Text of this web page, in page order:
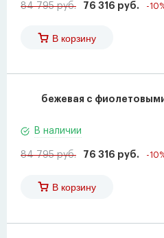
84 795 руб. 76 316 руб. -
В корзину
бежевая с
В наличии
84 795 руб. 76 316 руб. -
В корзину